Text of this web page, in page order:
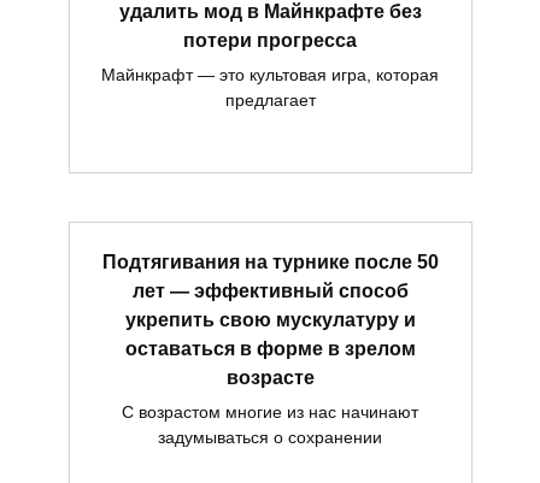
удалить мод в Майнкрафте без
потери прогресса
Майнкрафт — это культовая игра, которая
предлагает
Подтягивания на турнике после 50
лет — эффективный способ
укрепить свою мускулатуру и
оставаться в форме в зрелом
возрасте
С возрастом многие из нас начинают
задумываться о сохранении